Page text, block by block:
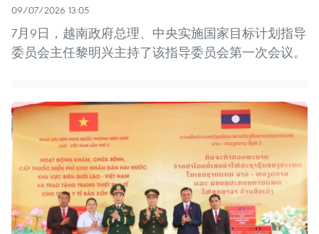
09/07/2026 13:05
7月9日，越南政府总理、中央实施国家目标计划指导
委员会主任黎明兴主持了该指导委员会第一次会议。